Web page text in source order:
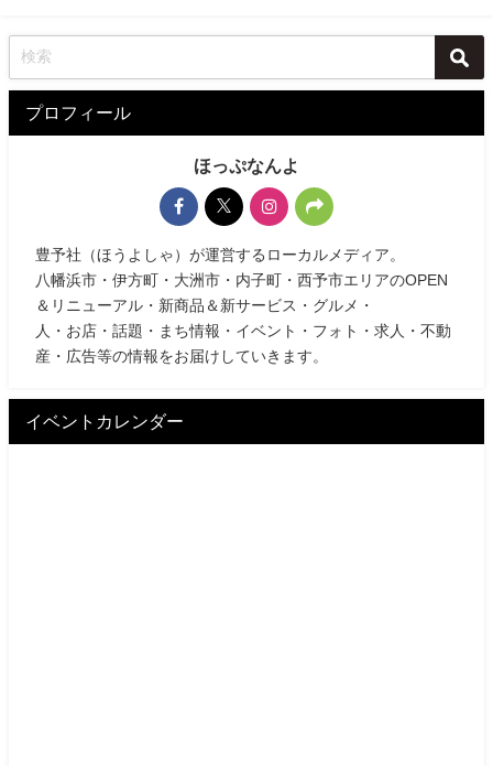
プロフィール
ほっぷなんよ
豊予社（ほうよしゃ）が運営するローカルメディア。
八幡浜市・伊方町・大洲市・内子町・西予市エリアのOPEN
＆リニューアル・新商品＆新サービス・グルメ・
人・お店・話題・まち情報・イベント・フォト・求人・不動
産・広告等の情報をお届けしていきます。
イベントカレンダー